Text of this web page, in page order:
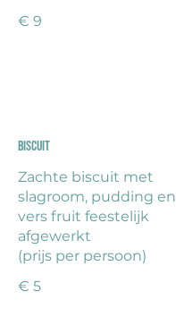
€ 9
Biscuit
Zachte biscuit met
slagroom, pudding en
vers fruit feestelijk
afgewerkt
(prijs per persoon)
€ 5